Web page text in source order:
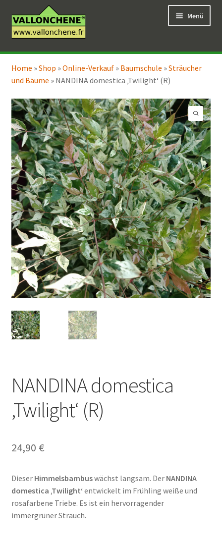
Navigation
springen
Inhalt
springen
Menü
Online-Verkauf
Coaching für den Garten
Home »Shop »Online-Verkauf» Baumschule »Sträucher
und Bäume » NANDINA domestica ‚Twilight‘ (R)
NANDINA domestica
‚Twilight‘ (R)
24,90 €
Dieser Himmelsbambuswächst langsam. Der NANDINA
domestica ‚Twilight‘ entwickelt im Frühling weiße und
rosafarbene Triebe. Es ist ein hervorragender
immergrüner Strauch.